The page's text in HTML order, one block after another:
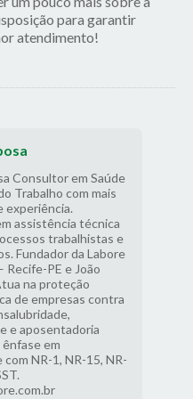
para garantir
atendimento!
Consultor em Saúde
Trabalho com mais
experiência.
assistência técnica
trabalhistas e
Fundador da Labore
PE e João
na proteção
de empresas contra
e aposentadoria
em
NR-1, NR-15, NR-